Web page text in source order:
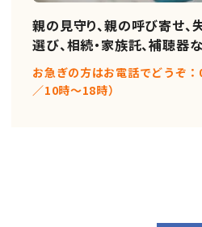
親の見守り、親の呼び寄せ
選び、相続・家族託、補聴器
お急ぎの方はお電話でどうぞ
／10時〜18時）